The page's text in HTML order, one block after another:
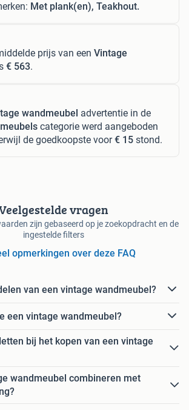
Met plank(en), Teakhout.
prijs van een Vintage
€ 563.
wandmeubel advertentie in de
categorie werd aangeboden
de goedkoopste voor€ 15 stond.
vragen
zijn gebaseerd op je zoekopdracht en de
ingestelde filters
opmerkingen over deze FAQ
van een vintage wandmeubel?
een vintage wandmeubel?
bij het kopen van een vintage
wandmeubel combineren met